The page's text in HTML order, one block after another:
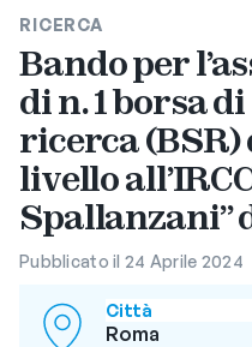
RICERCA
Bando per
di n. 1 borsa
ricerca (BSR)
livello
Spallanzani”
Pubblicato il 24 Aprile 2024
Città
Roma